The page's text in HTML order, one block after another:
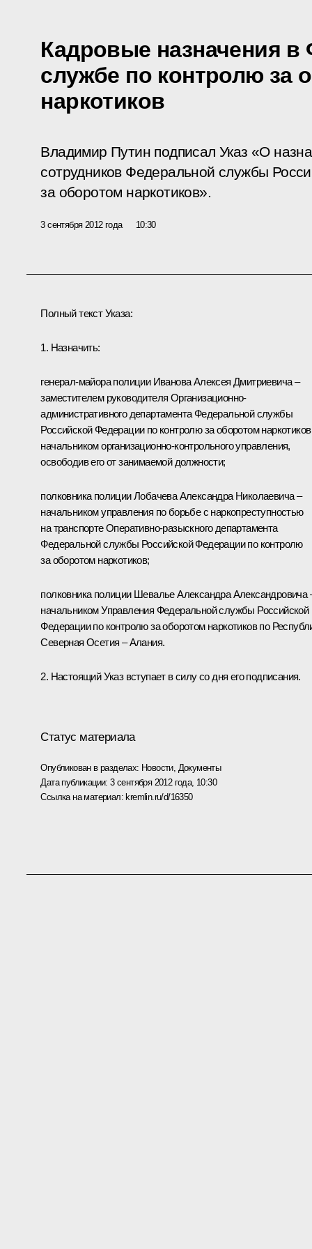
Кадровые назначения в
службе по контролю за
наркотиков
Владимир Путин подписал Указ «О
сотрудников Федеральной службы
за оборотом наркотиков».
3 сентября 2012 года 10:30
Полный текст Указа:
1. Назначить:
генерал-майора полиции Иванова Алексея Дмитриевича –
заместителем руководителя Организационно-
административного департамента Федеральной службы
Российской Федерации по контролю за оборотом
начальником организационно-контрольного управления,
освободив его от занимаемой должности;
полковника полиции Лобачева Александра Николаевича –
начальником управления по борьбе с наркопреступностью
на транспорте Оперативно-разыскного департамента
Федеральной службы Российской Федерации по контролю
за оборотом наркотиков;
полковника полиции Шевалье Александра Александровича
начальником Управления Федеральной службы Российской
Федерации по контролю за оборотом наркотиков по
Северная Осетия – Алания.
2. Настоящий Указ вступает в силу со дня его подписания.
Статус материала
Опубликован в разделах: Новости, Документы
Дата публикации:3 сентября 2012 года, 10:30
Ссылка на материал: kremlin.ru/d/16350